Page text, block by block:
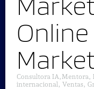
Consultora IA,Mentora,
internacional, Ventas,